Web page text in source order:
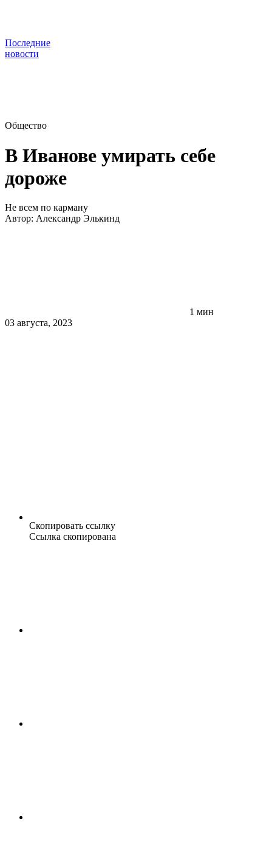
Последние
новости
Общество
В Иванове умирать себе
дороже
Не всем по карману
Автор: Александр Элькинд
1 мин
03 августа, 2023
Скопировать ссылку
Ссылка скопирована